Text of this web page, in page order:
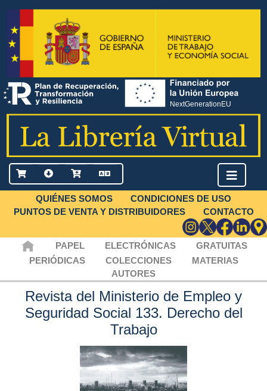
QUIÉNES SOMOS
CONDICIONES DE USO
PUNTOS DE VENTA Y DISTRIBUIDORES
CONTACTO
PAPEL ELECTRÓNICAS
GRATUITAS
PERIÓDICAS
COLECCIONES
MATERIAS
AUTORES
Revista del Ministerio de Empleo y
Seguridad Social 133. Derecho del
Trabajo